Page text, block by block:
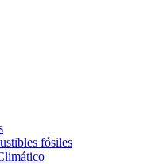
fósiles